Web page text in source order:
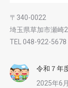
〒340-0022
埼玉県草加市瀬崎
TEL 048-922-5678
令和７年
2025年6